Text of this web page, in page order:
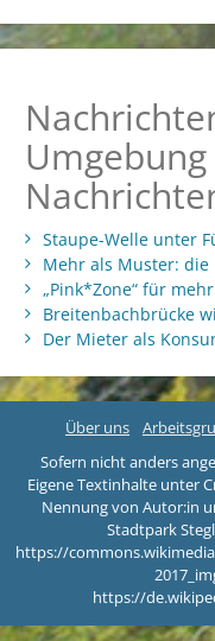
Staupe-Welle unter
Mehr als Muster: die
„Pink*Zone“ für
Breitenbachbrücke
Der Mieter als
Über uns
Sofern nicht anders
Eigene Textinhalte unter
Nennung von Autor:in
Stadtpark
https://
https://